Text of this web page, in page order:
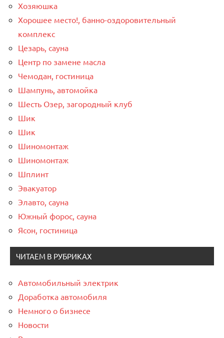
Хозяюшка
Хорошее место!, банно-оздоровительный
комплекс
Цезарь, сауна
Центр по замене масла
Чемодан, гостиница
Шампунь, автомойка
Шесть Озер, загородный клуб
Шик
Шик
Шиномонтаж
Шиномонтаж
Шплинт
Эвакуатор
Элавто, сауна
Южный форос, сауна
Ясон, гостиница
ЧИТАЕМ В РУБРИКАХ
Автомобильный электрик
Доработка автомобиля
Немного о бизнесе
Новости